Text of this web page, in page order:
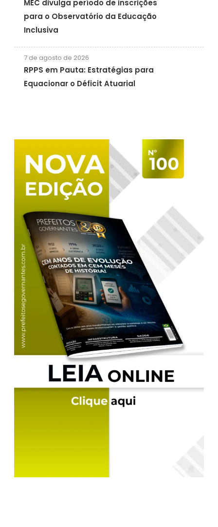
MEC divulga período de inscrições
para o Observatório da Educação
Inclusiva
7 de agosto de 2026
RPPS em Pauta: Estratégias para
Equacionar o Déficit Atuarial